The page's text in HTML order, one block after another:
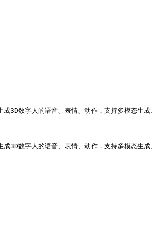
3D数字人的语音、表情、动作，支持多模态生
3D数字人的语音、表情、动作，支持多模态生